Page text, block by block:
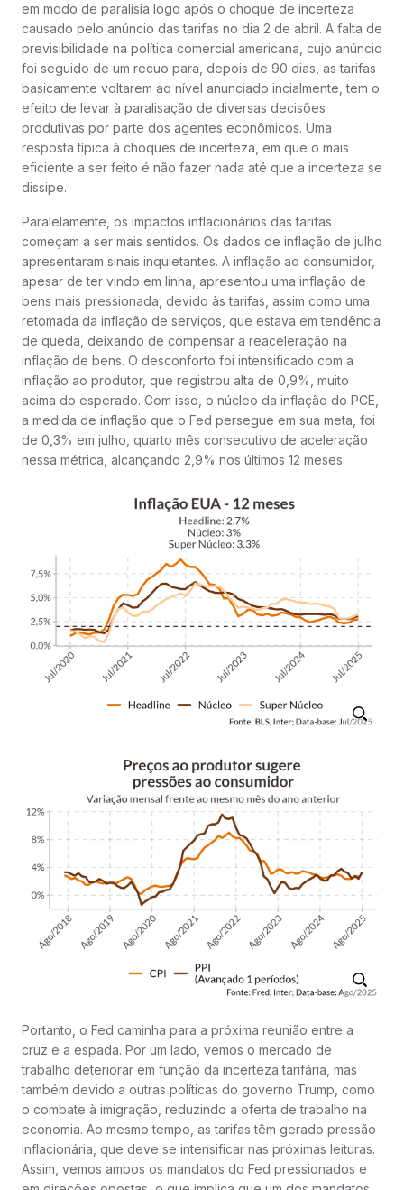
em modo de paralisia logo após o choque de incerteza
causado pelo anúncio das tarifas no dia 2 de abril. A falta de
previsibilidade na política comercial americana, cujo anúncio
foi seguido de um recuo para, depois de 90 dias, as tarifas
basicamente voltarem ao nível anunciado incialmente, tem o
efeito de levar à paralisação de diversas decisões
produtivas por parte dos agentes econômicos. Uma
resposta típica à choques de incerteza, em que o mais
eficiente a ser feito é não fazer nada até que a incerteza se
dissipe.
Paralelamente, os impactos inflacionários das tarifas
começam a ser mais sentidos. Os dados de inflação de julho
apresentaram sinais inquietantes. A inflação ao consumidor,
apesar de ter vindo em linha, apresentou uma inflação de
bens mais pressionada, devido às tarifas, assim como uma
retomada da inflação de serviços, que estava em tendência
de queda, deixando de compensar a reaceleração na
inflação de bens. O desconforto foi intensificado com a
inflação ao produtor, que registrou alta de 0,9%, muito
acima do esperado. Com isso, o núcleo da inflação do PCE,
a medida de inflação que o Fed persegue em sua meta, foi
de 0,3% em julho, quarto mês consecutivo de aceleração
nessa métrica, alcançando 2,9% nos últimos 12 meses.
Portanto, o Fed caminha para a próxima reunião entre a
cruz e a espada. Por um lado, vemos o mercado de
trabalho deteriorar em função da incerteza tarifária, mas
também devido a outras políticas do governo Trump, como
o combate à imigração, reduzindo a oferta de trabalho na
economia. Ao mesmo tempo, as tarifas têm gerado pressão
inflacionária, que deve se intensificar nas próximas leituras.
Assim, vemos ambos os mandatos do Fed pressionados e